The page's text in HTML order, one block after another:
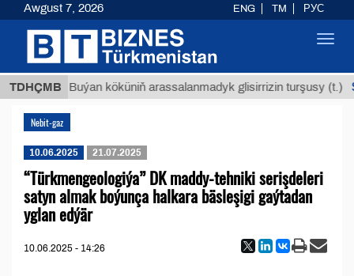
TDHÇMBBuýan köküniň arassalanmadyk glisirrizin turşusy (t.)
Nebit-gaz
10.06.2025 21.07.2025
“Türkmengeologiýa” DK maddy-tehniki serişdeleri
satyn almak boýunça halkara bäsleşigi gaýtadan
yglan edýär
10.06.2025 - 14:26
Awgust 7, 2026 ENG TM РУС